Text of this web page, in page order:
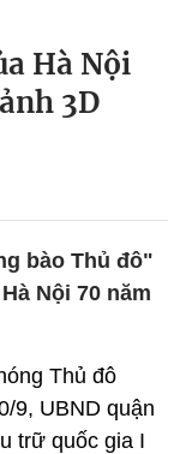
Hà Nội
3D
bào Thủ đô"
Nội 70 năm
Thủ đô
9, UBND quận
trữ quốc gia I